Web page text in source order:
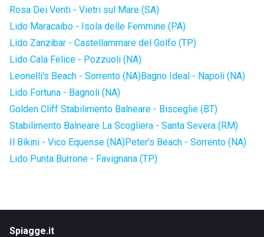
Rosa Dei Venti - Vietri sul Mare (SA)
Lido Maracaibo - Isola delle Femmine (PA)
Lido Zanzibar - Castellammare del Golfo (TP)
Lido Cala Felice - Pozzuoli (NA)
Leonelli's Beach - Sorrento (NA)Bagno Ideal - Napoli (NA)
Lido Fortuna - Bagnoli (NA)
Golden Cliff Stabilimento Balneare - Bisceglie (BT)
Stabilimento Balneare La Scogliera - Santa Severa (RM)
Il Bikini - Vico Equense (NA)Peter's Beach - Sorrento (NA)
Lido Punta Burrone - Favignana (TP)
Spiagge.it